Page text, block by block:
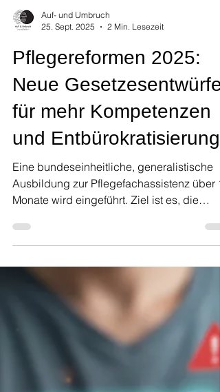
Auf- und Umbruch
25. Sept. 2025
2 Min. Lesezeit
Pflegereformen 2025:
Neue Gesetzesentwürfe
für mehr Kompetenzen
und Entbürokratisierung
Ausbildung zur Pflegefachassistenz über
Monate wird eingeführt. Ziel ist es, die
Personalunterstützung zu verbessern und
klar definierte Kompetenzen für
Assistenzkräfte zu schaffen.